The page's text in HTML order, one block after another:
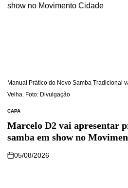
Manual Prático do Novo Samba Tradicional
Velha. Foto: Divulgação
CAPA
Marcelo D2 vai apresentar
samba em show no
05/08/2026